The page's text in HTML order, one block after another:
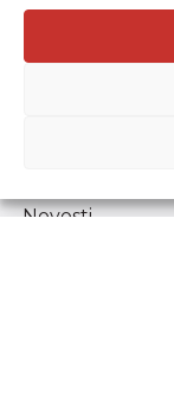
Agencija za
Donje Svetice 38,
Prenošenje
Novosti